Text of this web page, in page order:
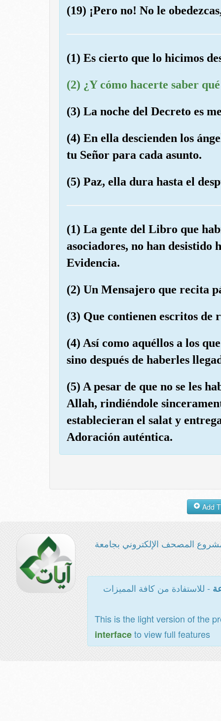
(19) ¡Pero no! No le
(1) Es cierto que lo hicimos
(2) ¿Y cómo hacerte saber
(3) La noche del Decreto es
(4) En ella descienden los
tu Señor para cada asunto.
(5) Paz, ella dura hasta el
(1) La gente del Libro que
asociadores, no han desistido
Evidencia.
(2) Un Mensajero que recita
(3) Que contienen escritos de
(4) Así como aquéllos a los
sino después de haberles
(5) A pesar de que no se les
Allah, rindiéndole
establecieran el salat y
Adoración auténtica.
المصحف الإلكتروني بجامعة
- للاستفادة من كافة المميزات
This is the light version of the
interfaceto view full features